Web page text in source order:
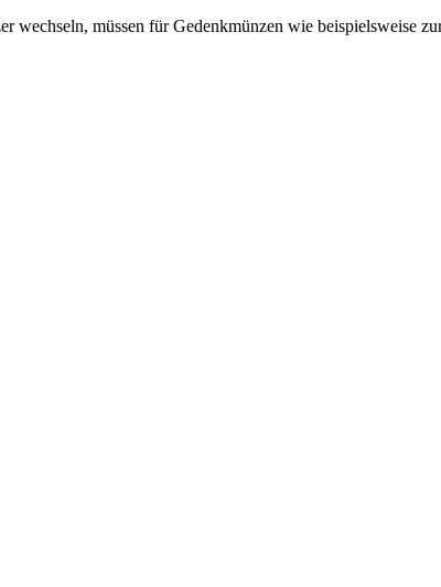
wechseln, müssen für Gedenkmünzen wie beispielsweise